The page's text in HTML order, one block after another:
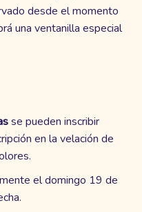
desde el momento
una ventanilla especial
se pueden inscribir
en la velación de
el domingo 19 de